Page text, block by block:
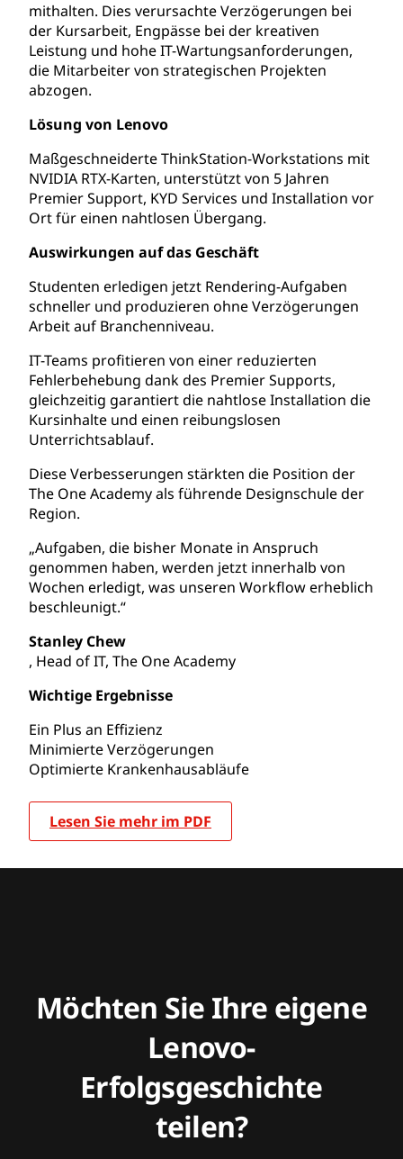
mithalten. Dies verursachte Verzögerungen bei
der Kursarbeit, Engpässe bei der kreativen
Leistung und hohe IT-Wartungsanforderungen,
die Mitarbeiter von strategischen Projekten
abzogen.
Lösung von Lenovo
Maßgeschneiderte ThinkStation-Workstations mit
NVIDIA RTX-Karten, unterstützt von 5 Jahren
Premier Support, KYD Services und Installation vor
Ort für einen nahtlosen Übergang.
Auswirkungen auf das Geschäft
Studenten erledigen jetzt Rendering-Aufgaben
schneller und produzieren ohne Verzögerungen
Arbeit auf Branchenniveau.
IT-Teams profitieren von einer reduzierten
Fehlerbehebung dank des Premier Supports,
gleichzeitig garantiert die nahtlose Installation die
Kursinhalte und einen reibungslosen
Unterrichtsablauf.
Diese Verbesserungen stärkten die Position der
The One Academy als führende Designschule der
Region.
„Aufgaben, die bisher Monate in Anspruch
genommen haben, werden jetzt innerhalb von
Wochen erledigt, was unseren Workflow erheblich
beschleunigt.“
Stanley Chew
, Head of IT, The One Academy
Wichtige Ergebnisse
Ein Plus an Effizienz
Minimierte Verzögerungen
Optimierte Krankenhausabläufe
Lesen Sie mehr im PDF
Möchten Sie Ihre eigene
Lenovo-
Erfolgsgeschichte
teilen?